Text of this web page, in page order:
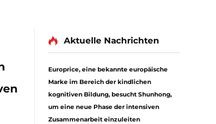
Aktuelle Nachrichten
Europrice, eine bekannte europäische
Marke im Bereich der kindlichen
kognitiven Bildung, besucht Shunhong,
um eine neue Phase der intensiven
Zusammenarbeit einzuleiten